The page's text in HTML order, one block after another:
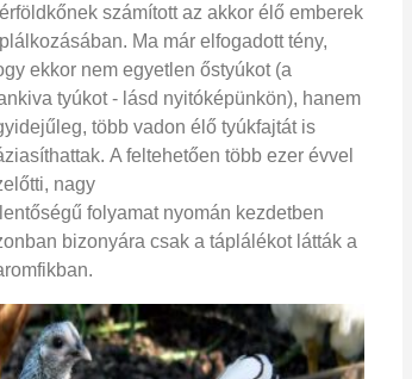
számított az akkor élő emberek
Ma már elfogadott tény,
ekkor nem egyetlen őstyúkot (a
tyúkot - lásd nyitóképünkön), hanem
több vadon élő tyúkfajtát is
A feltehetően több ezer évvel
nagy
folyamat nyomán kezdetben
bizonyára csak a táplálékot látták a